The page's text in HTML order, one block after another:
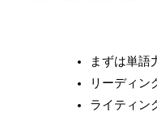
まずは単語
リーディン
ライティン